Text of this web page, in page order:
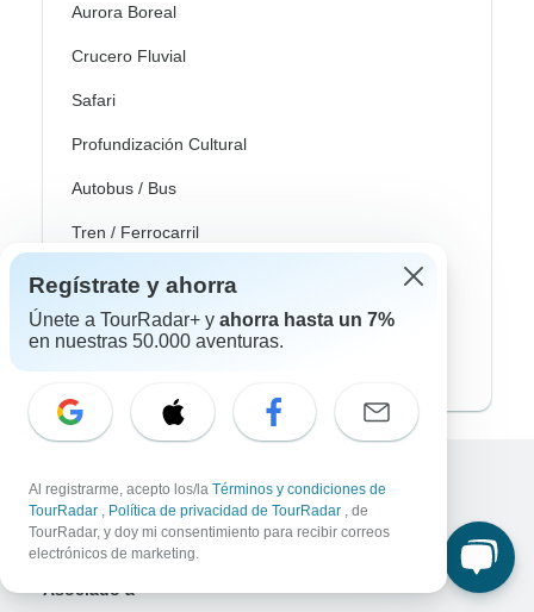
Aurora Boreal
Crucero Fluvial
Safari
Profundización Cultural
Autobus / Bus
Tren / Ferrocarril
Playa
Familia
Excellent
10,000+reseñas sobre
Asociado a
Regístrate y ahorra
Únete a TourRadar+ y ahorra hasta un 7%
en nuestras 50.000 aventuras.
Al registrarme, acepto los/la Términos y condiciones de
TourRadar , Política de privacidad de TourRadar , de
TourRadar, y doy mi consentimiento para recibir correos
electrónicos de marketing.